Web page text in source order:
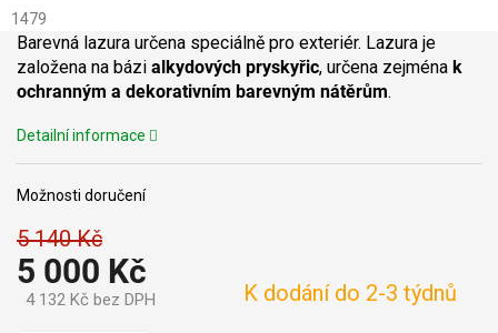
1479
5 140 Kč
5 000 Kč
4 132 Kč bez DPH K dodání do 2-3 týdnů
Možnosti doručení
Barevná lazura určena speciálně pro exteriér. Lazura je
založena na bázi alkydových pryskyřic, určena zejména k
ochranným a dekorativním barevným nátěrům.
Detailní informace